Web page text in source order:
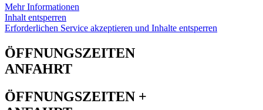
Mehr Informationen
Inhalt entsperren
Erforderlichen Service akzeptieren und Inhalte entsperren
ÖFFNUNGSZEITEN
ANFAHRT
ÖFFNUNGSZEITEN +